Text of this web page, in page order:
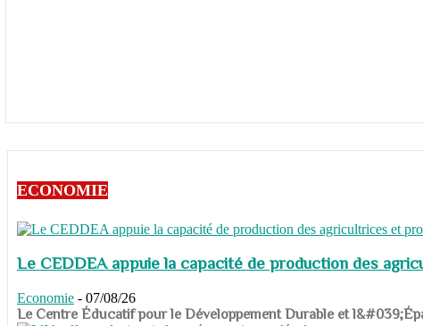
ECONOMIE
Le CEDDEA appuie la capacité de production des
Economie - 07/08/26
​​​​​​​Le Centre Éducatif pour le Développement Durable et